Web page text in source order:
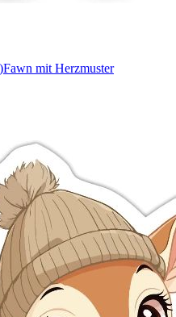
Fawn mit Herzmuster